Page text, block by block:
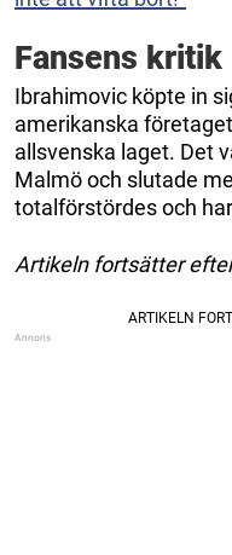
Fansens kritik
Ibrahimovic köpte in
amerikanska
allsvenska laget. Det
Malmö och slutade
totalförstördes och
Artikeln fortsätter